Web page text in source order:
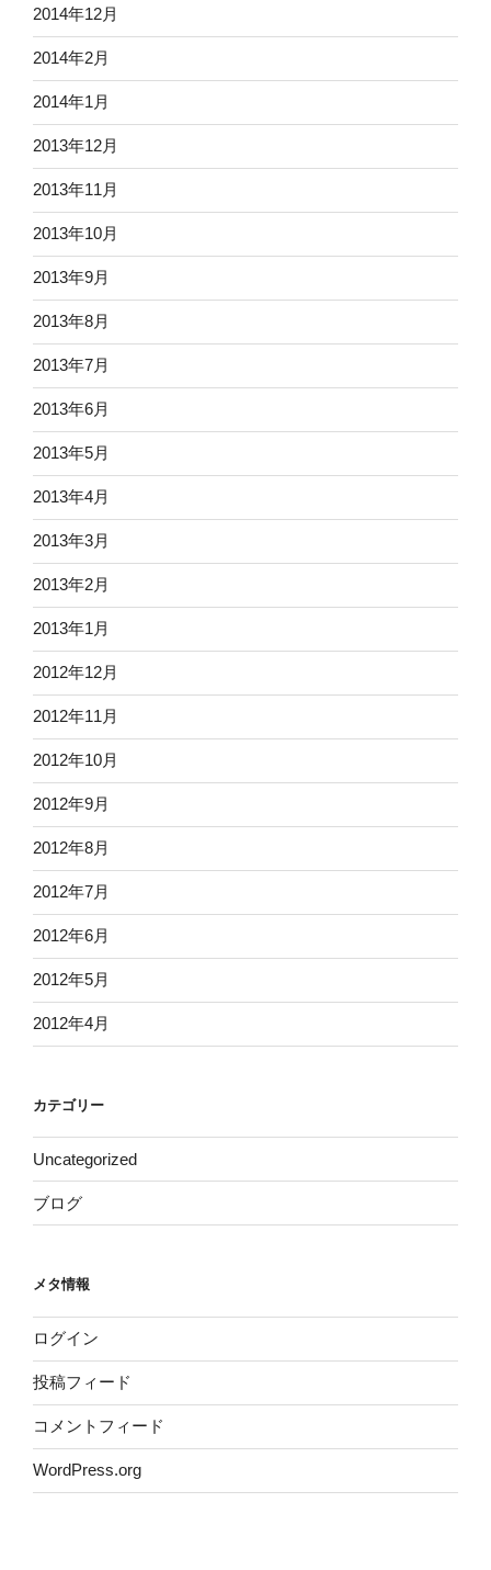
2014年12月
2014年2月
2014年1月
2013年12月
2013年11月
2013年10月
2013年9月
2013年8月
2013年7月
2013年6月
2013年5月
2013年4月
2013年3月
2013年2月
2013年1月
2012年12月
2012年11月
2012年10月
2012年9月
2012年8月
2012年7月
2012年6月
2012年5月
2012年4月
カテゴリー
Uncategorized
ブログ
メタ情報
ログイン
投稿フィード
コメントフィード
WordPress.org